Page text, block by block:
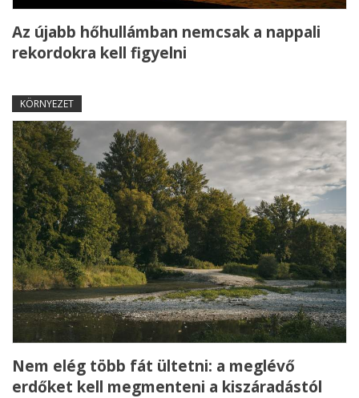
Az újabb hőhullámban nemcsak a nappali
rekordokra kell figyelni
KÖRNYEZET
Nem elég több fát ültetni: a meglévő
erdőket kell megmenteni a kiszáradástól